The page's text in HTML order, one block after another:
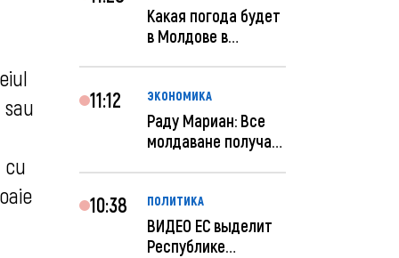
cu
Какая погода будет
в Молдове в
11:12 ЭКОНОМИКА
Раду Мариан: Все
молдаване получат
10:38 ПОЛИТИКА
ВИДЕО ЕС выделит
Республике